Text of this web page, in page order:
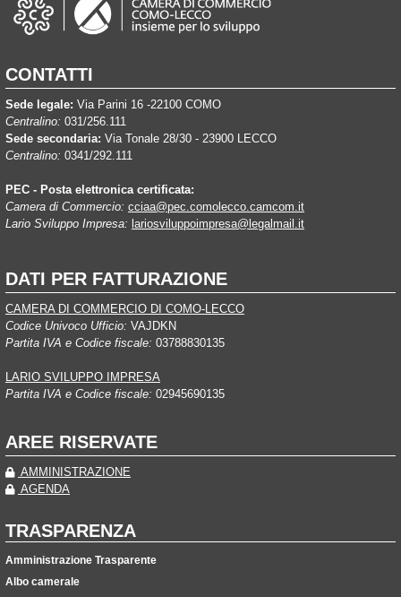
CONTATTI
Sede legale: Via Parini 16 -22100 COMO
Centralino: 031/256.111
Sede secondaria: Via Tonale 28/30 - 23900 LECCO
Centralino: 0341/292.111
PEC - Posta elettronica certificata:
Camera di Commercio: cciaa@pec.comolecco.camcom.it
Lario Sviluppo Impresa: lariosviluppoimpresa@legalmail.it
DATI PER FATTURAZIONE
CAMERA DI COMMERCIO DI COMO-LECCO
Codice Univoco Ufficio: VAJDKN
Partita IVA e Codice fiscale: 03788830135
LARIO SVILUPPO IMPRESA
Partita IVA e Codice fiscale: 02945690135
AREE RISERVATE
AMMINISTRAZIONE
AGENDA
TRASPARENZA
Amministrazione Trasparente
Albo camerale